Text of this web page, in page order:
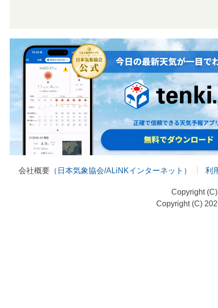
会社概要（ 日本気象協会/ALiNKインターネット ） 利
Copyright
Copyright (C)